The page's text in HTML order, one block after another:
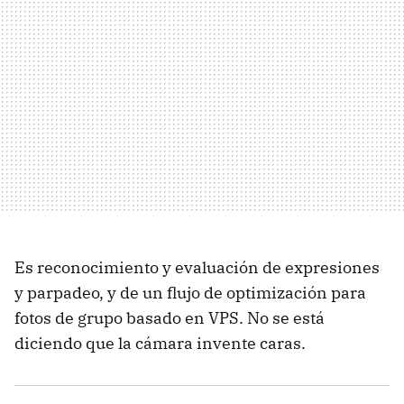
Es reconocimiento y evaluación de expresiones
y parpadeo, y de un flujo de optimización para
fotos de grupo basado en VPS. No se está
diciendo que la cámara invente caras.